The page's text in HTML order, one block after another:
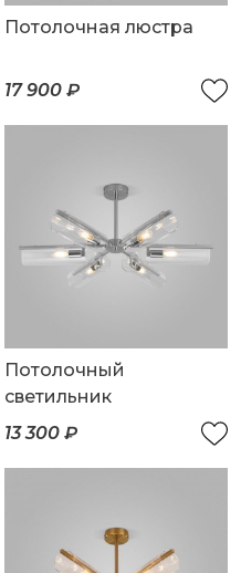
Потолочная люстра
17 900 ₽
Потолочный
светильник
13 300 ₽